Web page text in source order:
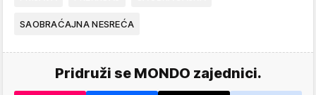
SAOBRAĆAJNA NESREĆA
Pridruži se MONDO zajednici.